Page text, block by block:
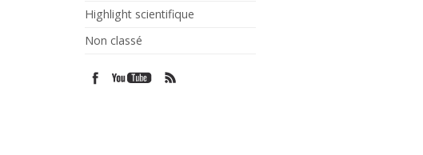
Highlight scientifique
Non classé